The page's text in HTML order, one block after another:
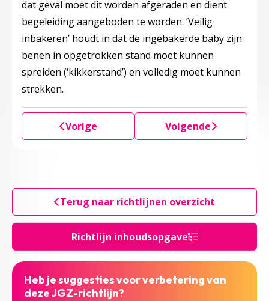
Richtlijn inhoudsopgave
dat geval moet dit worden afgeraden en dient
begeleiding aangeboden te worden. ‘Veilig
inbakeren’ houdt in dat de ingebakerde baby zijn
benen in opgetrokken stand moet kunnen
spreiden (‘kikkerstand’) en volledig moet kunnen
strekken.
Vorige Volgende
Terug naar richtlijnen overzicht
Heb je suggesties voor verbetering van
deze JGZ-richtlijn?